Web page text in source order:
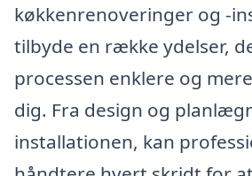
køkkenrenoveringer og -
tilbyde en række ydelser,
processen enklere og
dig. Fra design og
installationen, kan